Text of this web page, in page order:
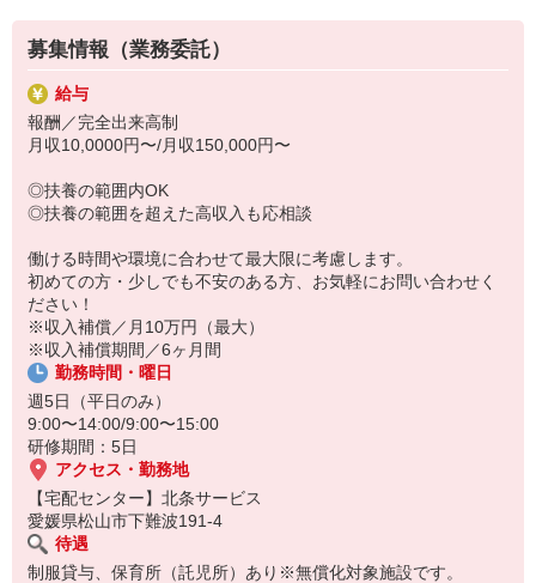
す！
〜ヤクルトスタッフの1日〜
2児の母として仕事と家庭の両立をしているHさん。
実際のワークスタイルを、一例としてご紹介いたします！
※時間は地域によって異なります。
8:20 宅配センターに到着、お届けの準備
8:30 朝礼が終わったら出発
14:30お仕事修了
保育所にお子さまを迎えに行って帰宅
☆ココがPoint☆
・職場の近くに保育所（保育園、幼稚園、託児所）があるから、送
り迎えの時間の心配がいりません！
・保育料補助制度があります！
・家事・夕食の支度なども余裕をもってできます！
募集情報（業務委託）
給与
報酬／完全出来高制
月収10,0000円〜/月収150,000円〜
◎扶養の範囲内OK
◎扶養の範囲を超えた高収入も応相談
働ける時間や環境に合わせて最大限に考慮します。
初めての方・少しでも不安のある方、お気軽にお問い合わせく
ださい！
※収入補償／月10万円（最大）
※収入補償期間／6ヶ月間
勤務時間・曜日
週5日（平日のみ）
9:00〜14:00/9:00〜15:00
研修期間：5日
アクセス・勤務地
【宅配センター】北条サービス
愛媛県松山市下難波191-4
待遇
制服貸与、保育所（託児所）あり※無償化対象施設です。